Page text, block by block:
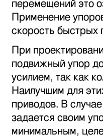
перемещений это
Применение
скорость быстрых
При
подвижный упор
усилием, так как
Наилучшим для
приводов. В
задается своим
минимальным,